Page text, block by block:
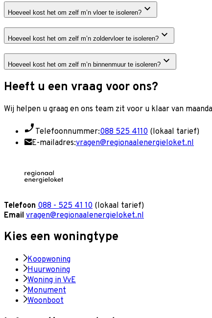
Hoeveel kost het om zelf m’n vloer te isoleren?
Hoeveel kost het om zelf m’n zoldervloer te isoleren?
Hoeveel kost het om zelf m’n binnenmuur te isoleren?
Heeft u een vraag voor ons?
Wij helpen u graag en ons team zit voor u klaar van
Telefoonnummer:088 525 4110 (lokaal tarief)
E-mailadres:vragen@regionaalenergieloket.nl
Telefoon 088 - 525 41 10 (lokaal tarief)
Email vragen@regionaalenergieloket.nl
Kies een woningtype
Koopwoning
Huurwoning
Woning in VvE
Monument
Woonboot